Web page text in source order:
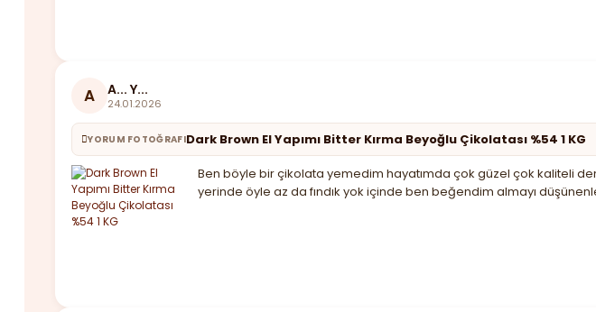
A A... Y...
24.01.2026
YORUM FOTOĞRAFIDark Brown El Yapımı Bitter Kırma Beyoğlu Çikolatası %54 1 KG
Ben böyle bir çikolata yemedim hayatımda çok güzel çok kaliteli
yerinde öyle az da fındık yok içinde ben beğendim almayı